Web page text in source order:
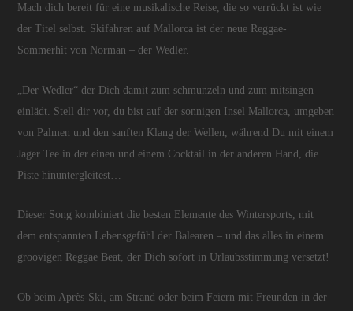
Mach dich bereit für eine musikalische Reise, die so verrückt ist wie
der Titel selbst. Skifahren auf Mallorca ist der neue Reggae-
Sommerhit von Norman – der Wedler.
„Der Wedler“ der Dich damit zum schmunzeln und zum mitsingen
einlädt. Stell dir vor, du bist auf der sonnigen Insel Mallorca, umgeben
von Palmen und den sanften Klang der Wellen, während Du mit einem
Jager Tee in der einen und einem Cocktail in der anderen Hand, die
Piste hinuntergleitest…
Dieser Song kombiniert die besten Elemente des Wintersports, mit
dem entspannten Lebensgefühl der Balearen – und das alles in einem
groovigen Reggae Beat, der Dich sofort in Urlaubsstimmung versetzt!
Ob beim Après-Ski, am Strand oder beim Feiern mit Freunden in der